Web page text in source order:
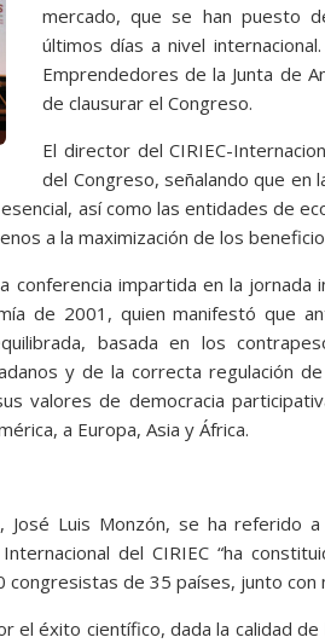
mercado, que se han puesto
últimos días a nivel
Emprendedores de la Junta de
de clausurar el Congreso.
El director del CIRIEC-
del Congreso, señalando que en
así como las entidades de
a la maximización de los
conferencia impartida en la jornada
de 2001, quien manifestó que
basada en los
y de la correcta regulación
valores de democracia
a Europa, Asia y África.
José Luis Monzón, se ha referido
del CIRIEC “ha
congresistas de 35 países, junto
el éxito científico, dada la calidad